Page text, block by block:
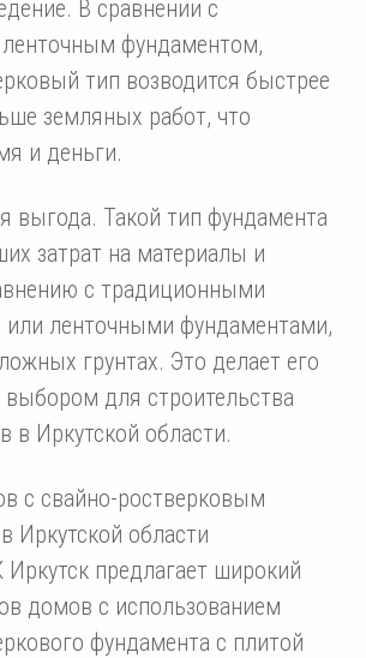
В сравнении с
ленточным фундаментом,
тип возводится быстрее
земляных работ, что
и деньги.
выгода. Такой тип фундамента
затрат на материалы и
с традиционными
ленточными фундаментами,
грунтах. Это делает его
для строительства
в Иркутской области.
с свайно-ростверковым
Иркутской области
предлагает широкий
домов с использованием
фундамента с плитой